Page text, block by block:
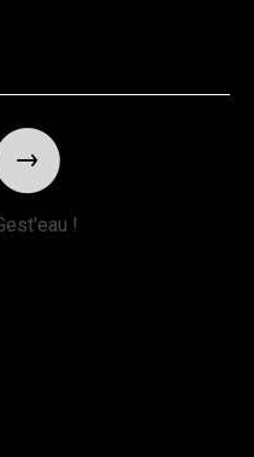
!